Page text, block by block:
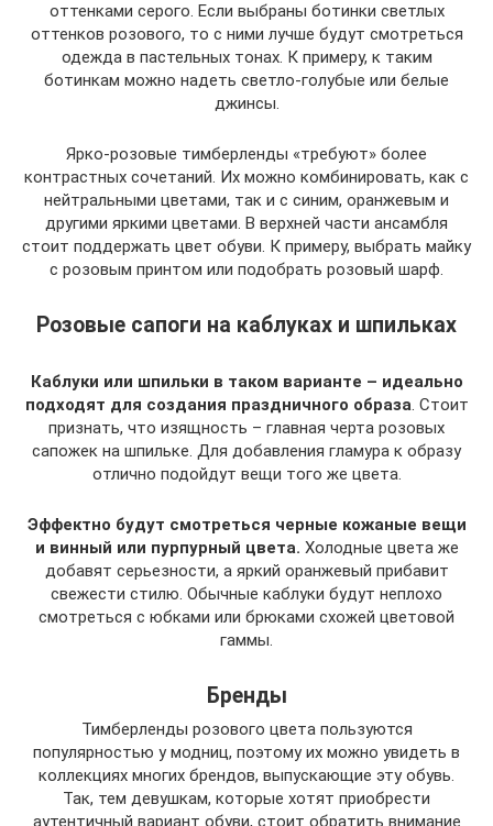
оттенками серого. Если выбраны ботинки светлых
оттенков розового, то с ними лучше будут смотреться
одежда в пастельных тонах. К примеру, к таким
ботинкам можно надеть светло-голубые или белые
джинсы.
Ярко-розовые тимберленды «требуют» более
контрастных сочетаний. Их можно комбинировать, как с
нейтральными цветами, так и с синим, оранжевым и
другими яркими цветами. В верхней части ансамбля
стоит поддержать цвет обуви. К примеру, выбрать майку
с розовым принтом или подобрать розовый шарф.
Розовые сапоги на каблуках и шпильках
Каблуки или шпильки в таком варианте – идеально
подходят для создания праздничного образа. Стоит
признать, что изящность – главная черта розовых
сапожек на шпильке. Для добавления гламура к образу
отлично подойдут вещи того же цвета.
Эффектно будут смотреться черные кожаные вещи
и винный или пурпурный цвета. Холодные цвета же
добавят серьезности, а яркий оранжевый прибавит
свежести стилю. Обычные каблуки будут неплохо
смотреться с юбками или брюками схожей цветовой
гаммы.
Бренды
Тимберленды розового цвета пользуются
популярностью у модниц, поэтому их можно увидеть в
коллекциях многих брендов, выпускающие эту обувь.
Так, тем девушкам, которые хотят приобрести
аутентичный вариант обуви, стоит обратить внимание